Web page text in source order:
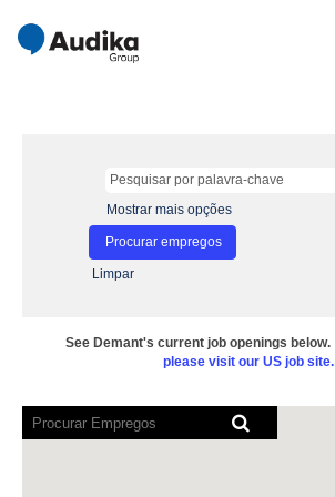
Mostrar mais opções
Limpar
See Demant's current job openings below.
please visit our US job site.
Os
leitores